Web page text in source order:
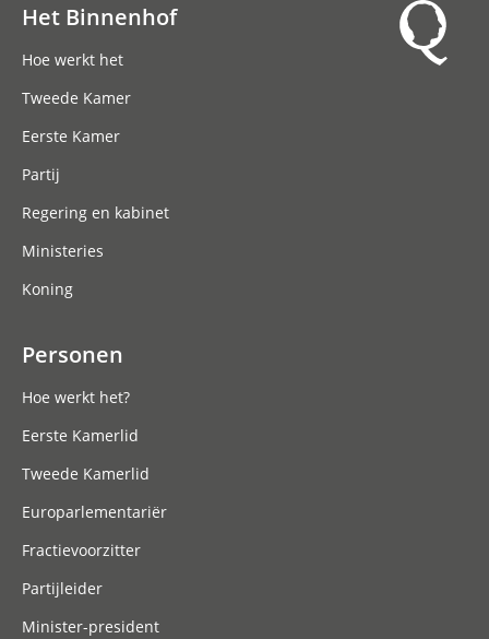
Het Binnenhof
Hoe werkt het
Tweede Kamer
Eerste Kamer
Partij
Regering en kabinet
Ministeries
Koning
Personen
Hoe werkt het?
Eerste Kamerlid
Tweede Kamerlid
Europarlementariër
Fractievoorzitter
Partijleider
Minister-president